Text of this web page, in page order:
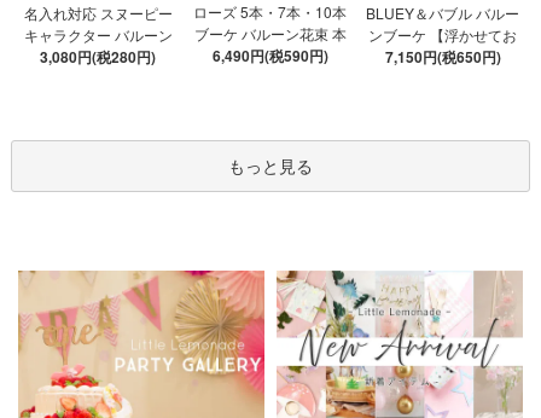
名入れ対応 スヌーピー
キャラクター バルーン
ブーケ 選べる7種 【膨ら
3,080円(税280円)
ローズ 5本・7本・10本
ブーケ バルーン花束 本
数が選べる 【膨らませ
6,490円(税590円)
BLUEY＆バブル バルー
ンブーケ 【浮かせてお
届け】 ヘリウムガス入
7,150円(税650円)
もっと見る